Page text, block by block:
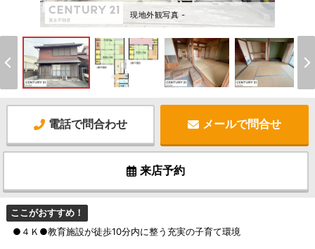
現地外観写真 -
電話で問合わせ メールで問合せ
来店予約
ここがおすすめ！
●４Ｋ●教育施設が徒歩10分内に整う充実の子育て環境